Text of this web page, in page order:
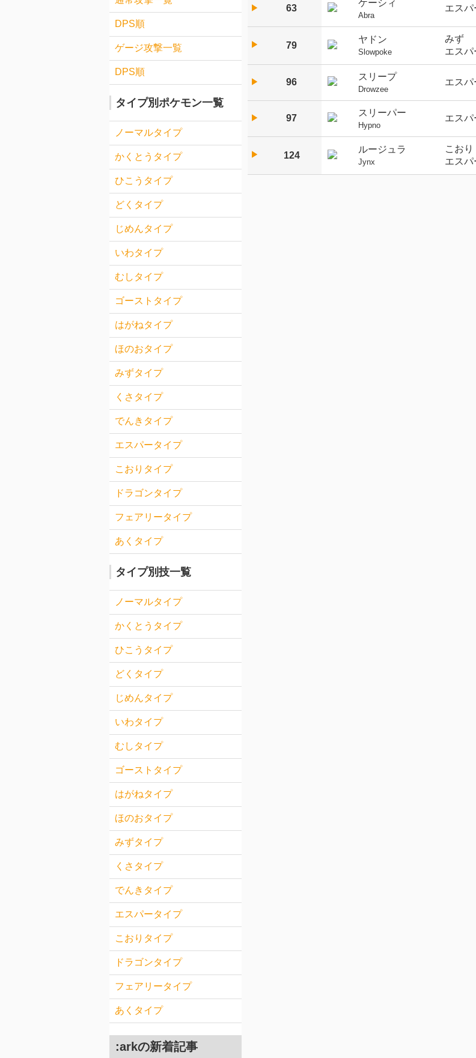
▶︎ 63
ケーシィ
Abra
エスパ
▶︎ 79
ヤドン
Slowpoke
みず
エスパ
▶︎ 96
スリープ
Drowzee
エスパ
▶︎ 97
スリーパー
Hypno
エスパ
▶︎ 124
ルージュラ
Jynx
こおり
エスパ
DPS順
ゲージ攻撃一覧
DPS順
タイプ別ポケモン一覧
ノーマルタイプ
かくとうタイプ
ひこうタイプ
どくタイプ
じめんタイプ
いわタイプ
むしタイプ
ゴーストタイプ
はがねタイプ
ほのおタイプ
みずタイプ
くさタイプ
でんきタイプ
エスパータイプ
こおりタイプ
ドラゴンタイプ
フェアリータイプ
あくタイプ
タイプ別技一覧
ノーマルタイプ
かくとうタイプ
ひこうタイプ
どくタイプ
じめんタイプ
いわタイプ
むしタイプ
ゴーストタイプ
はがねタイプ
ほのおタイプ
みずタイプ
くさタイプ
でんきタイプ
エスパータイプ
こおりタイプ
ドラゴンタイプ
フェアリータイプ
あくタイプ
:arkの新着記事